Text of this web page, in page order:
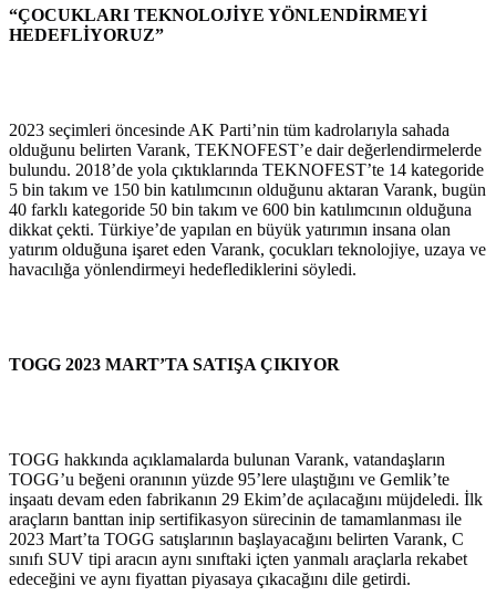
“ÇOCUKLARI TEKNOLOJİYE YÖNLENDİRMEYİ
HEDEFLİYORUZ”
2023 seçimleri öncesinde AK Parti’nin tüm kadrolarıyla sahada
olduğunu belirten Varank, TEKNOFEST’e dair değerlendirmelerde
bulundu. 2018’de yola çıktıklarında TEKNOFEST’te 14 kategoride
5 bin takım ve 150 bin katılımcının olduğunu aktaran Varank, bugün
40 farklı kategoride 50 bin takım ve 600 bin katılımcının olduğuna
dikkat çekti. Türkiye’de yapılan en büyük yatırımın insana olan
yatırım olduğuna işaret eden Varank, çocukları teknolojiye, uzaya ve
havacılığa yönlendirmeyi hedeflediklerini söyledi.
TOGG 2023 MART’TA SATIŞA ÇIKIYOR
TOGG hakkında açıklamalarda bulunan Varank, vatandaşların
TOGG’u beğeni oranının yüzde 95’lere ulaştığını ve Gemlik’te
inşaatı devam eden fabrikanın 29 Ekim’de açılacağını müjdeledi. İlk
araçların banttan inip sertifikasyon sürecinin de tamamlanması ile
2023 Mart’ta TOGG satışlarının başlayacağını belirten Varank, C
sınıfı SUV tipi aracın aynı sınıftaki içten yanmalı araçlarla rekabet
edeceğini ve aynı fiyattan piyasaya çıkacağını dile getirdi.